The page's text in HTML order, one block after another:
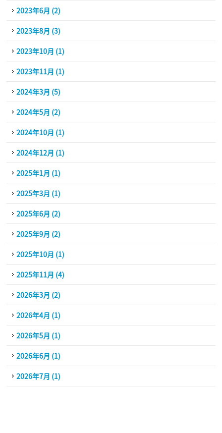
2023年6月 (2)
2023年8月 (3)
2023年10月 (1)
2023年11月 (1)
2024年3月 (5)
2024年5月 (2)
2024年10月 (1)
2024年12月 (1)
2025年1月 (1)
2025年3月 (1)
2025年6月 (2)
2025年9月 (2)
2025年10月 (1)
2025年11月 (4)
2026年3月 (2)
2026年4月 (1)
2026年5月 (1)
2026年6月 (1)
2026年7月 (1)